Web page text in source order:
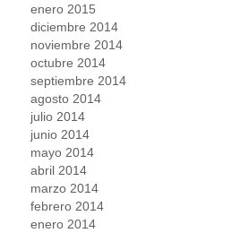
enero 2015
diciembre 2014
noviembre 2014
octubre 2014
septiembre 2014
agosto 2014
julio 2014
junio 2014
mayo 2014
abril 2014
marzo 2014
febrero 2014
enero 2014